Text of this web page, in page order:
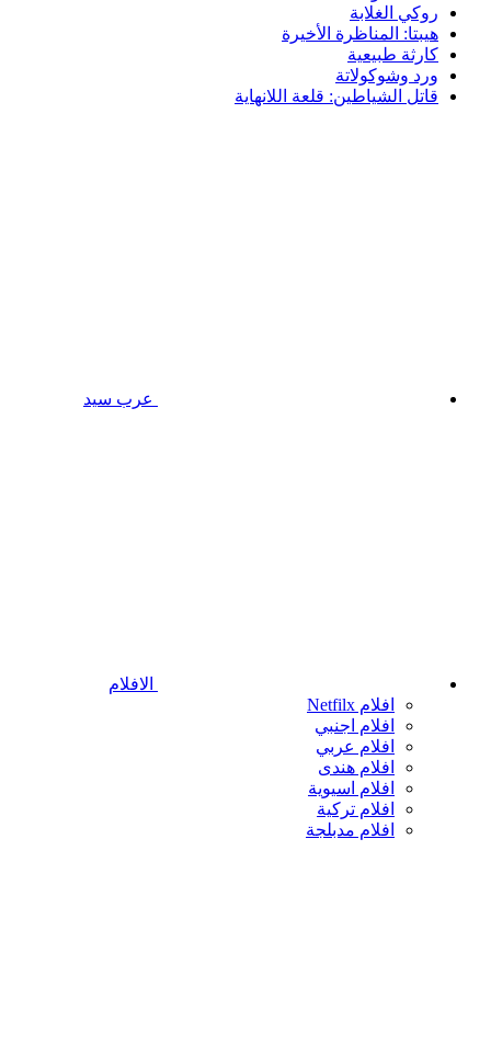
روكي الغلابة
هيبتا: المناظرة الأخيرة
كارثة طبيعية
ورد وشوكولاتة
قاتل الشياطين: قلعة اللانهاية
عرب سيد
الافلام
افلام Netfilx
افلام اجنبي
افلام عربي
افلام هندى
افلام اسيوية
افلام تركية
افلام مدبلجة